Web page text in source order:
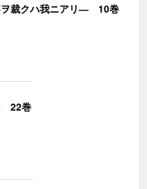
裁クハ我ニアリ― 10巻
22巻